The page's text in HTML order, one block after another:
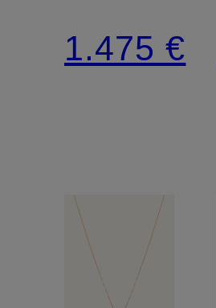
Creolen
TWIST
1.475 €